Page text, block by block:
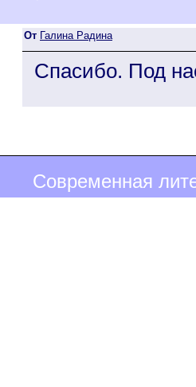
От Галина Радина
Спасибо. Под
Современная